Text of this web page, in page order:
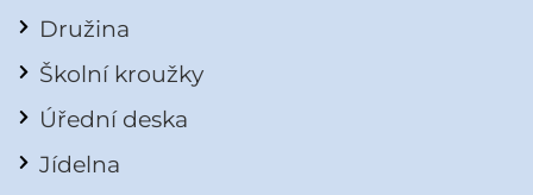
Družina
Školní kroužky
Úřední deska
Jídelna